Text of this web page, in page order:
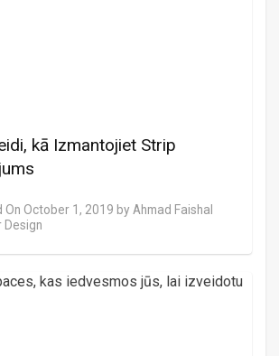
kā Izmantojiet Strip
On October 1, 2019 by Ahmad Faishal
Design